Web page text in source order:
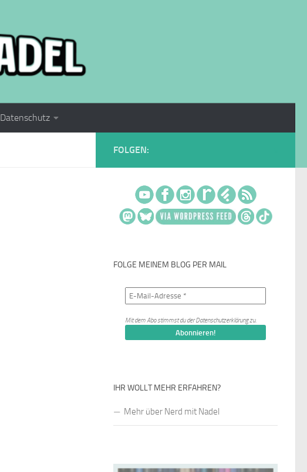
Datenschutz
FOLGEN:
FOLGE MEINEM BLOG PER MAIL
Mit dem Abo stimmst du derDatenschutzerklärungzu.
IHR WOLLT MEHR ERFAHREN?
Mehr über Nerd mit Nadel